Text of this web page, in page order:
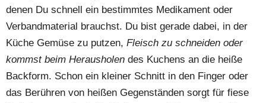
denen Du schnell ein bestimmtes Medikament oder
Verbandmaterial brauchst. Du bist gerade dabei, in der
Küche Gemüse zu putzen, Fleisch zu schneiden oder
kommst beim Herausholen des Kuchens an die heiße
Backform. Schon ein kleiner Schnitt in den Finger oder
das Berühren von heißen Gegenständen sorgt für fiese